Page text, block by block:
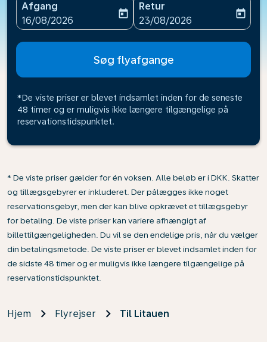
Afgang
fc-booking-departure-date-aria-label
16/08/2026
today
Retur
fc-booking-return-date-
23/08/2026
today
Søg flyafgange
*De viste priser er blevet indsamlet inden for de seneste
48 timer og er muligvis ikke længere tilgængelige på
reservationstidspunktet.
* De viste priser gælder for én voksen. Alle beløb er i DKK. Skatter
og tillægsgebyrer er inkluderet. Der pålægges ikke noget
reservationsgebyr, men der kan blive opkrævet et tillægsgebyr
for betaling. De viste priser kan variere afhængigt af
billettilgængeligheden. Du vil se den endelige pris, når du vælger
din betalingsmetode. De viste priser er blevet indsamlet inden for
de sidste 48 timer og er muligvis ikke længere tilgængelige på
reservationstidspunktet.
Hjem Flyrejser Til Litauen